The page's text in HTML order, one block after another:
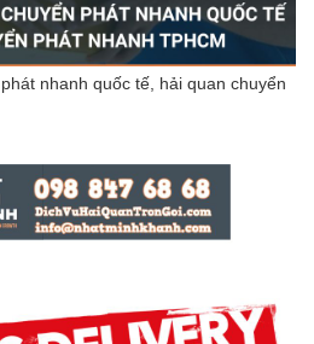
nhanh quốc tế, hải quan chuyển